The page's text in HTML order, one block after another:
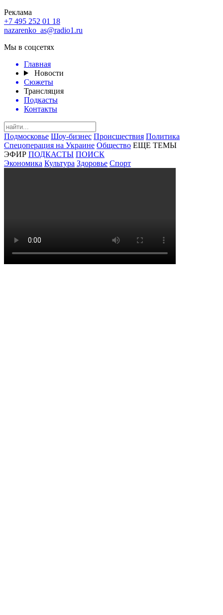
Реклама
+7 495 252 01 18
nazarenko_as@radio1.ru
Мы в соцсетях
Главная
Новости
Сюжеты
Трансляция
Подкасты
Контакты
Подмосковье Шоу-бизнес Происшествия Политика
Спецоперация на Украине Общество ЕЩЕ ТЕМЫ
ЭФИР ПОДКАСТЫ ПОИСК
Экономика Культура Здоровье Спорт